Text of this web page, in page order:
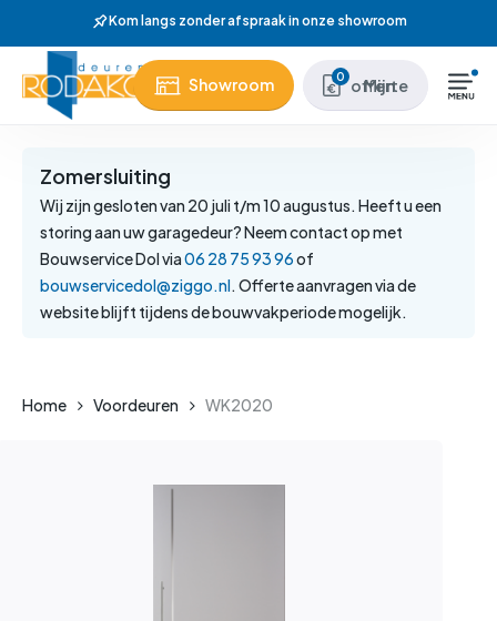
content
Wij hebben meer dan 37 jaar ervaring
Showroom 0 Mijn offerte
Zomersluiting
Wij zijn gesloten van 20 juli t/m 10 augustus. Heeft u een
storing aan uw garagedeur? Neem contact op met
Bouwservice Dol via06 28 75 93 96of
bouwservicedol@ziggo.nl. Offerte aanvragen via de
website blijft tijdens de bouwvakperiode mogelijk.
Home Voordeuren WK2020
Close
Menu